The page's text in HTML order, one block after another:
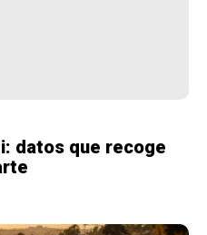
datos que recoge